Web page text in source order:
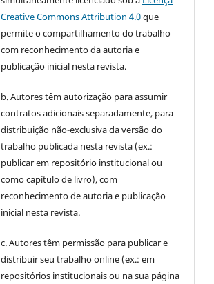
Creative Commons Attribution 4.0que
permite o compartilhamento do trabalho
com reconhecimento da autoria e
publicação inicial nesta revista.
b. Autores têm autorização para assumir
contratos adicionais separadamente, para
distribuição não-exclusiva da versão do
trabalho publicada nesta revista (ex.:
publicar em repositório institucional ou
como capítulo de livro), com
reconhecimento de autoria e publicação
inicial nesta revista.
c. Autores têm permissão para publicar e
distribuir seu trabalho online (ex.: em
repositórios institucionais ou na sua página